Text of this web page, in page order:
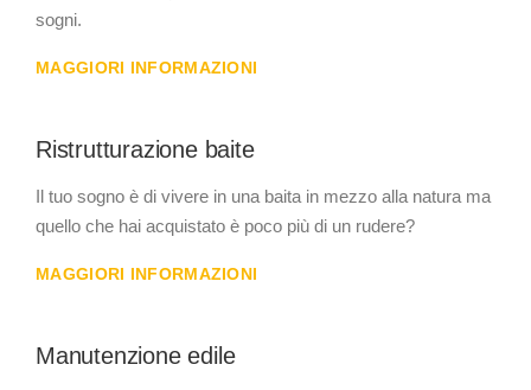
sogni.
MAGGIORI INFORMAZIONI
Ristrutturazione baite
Il tuo sogno è di vivere in una baita in mezzo alla natura ma
quello che hai acquistato è poco più di un rudere?
MAGGIORI INFORMAZIONI
Manutenzione edile